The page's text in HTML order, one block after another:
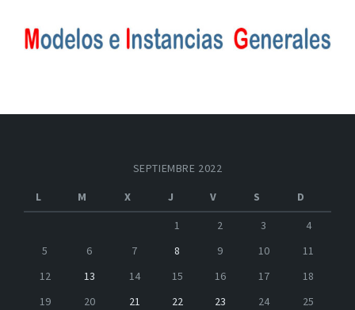
SEPTIEMBRE 2022
L
M X J V S
D
1
2 3
4
5
6 7 8 9 10
11
12
13 14 15 16 17
18
19
20 21 22 23 24
25